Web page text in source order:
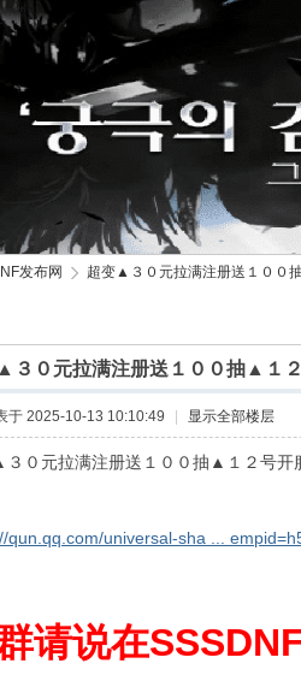
发布网
›
超变▲３０元拉满注册送１００
３０元拉满注册送１００抽▲１
于 2025-10-13 10:10:49 显示全部楼层
０元拉满注册送１００抽▲１２号开
qun.qq.com/universal-sha ...
请说在